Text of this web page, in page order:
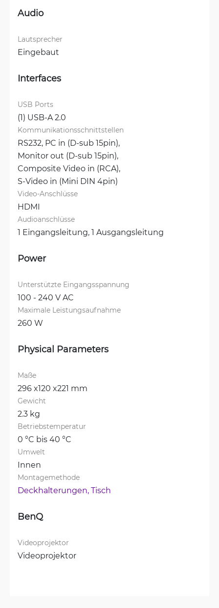
Audio
Lautsprecher
Eingebaut
Interfaces
USB Ports
(1) USB-A 2.0
Kommunikationsschnittstellen
RS232, PC in (D-sub 15pin),
Monitor out (D-sub 15pin),
Composite Video in (RCA),
S-Video in (Mini DIN 4pin)
Video-Anschlüsse
HDMI
Audioanschlüsse
1 Eingangsleitung, 1 Ausgangsleitung
Power
Unterstützte Eingangsspannung
100 - 240 V AC
Maximale Leistungsaufnahme
260 W
Physical Parameters
Maße
296 x120 x221 mm
Gewicht
2.3 kg
Betriebstemperatur
0 °C bis 40 °C
Umwelt
Innen
Montagemethode
Deckhalterungen, Tisch
BenQ
Videoprojektor
Videoprojektor